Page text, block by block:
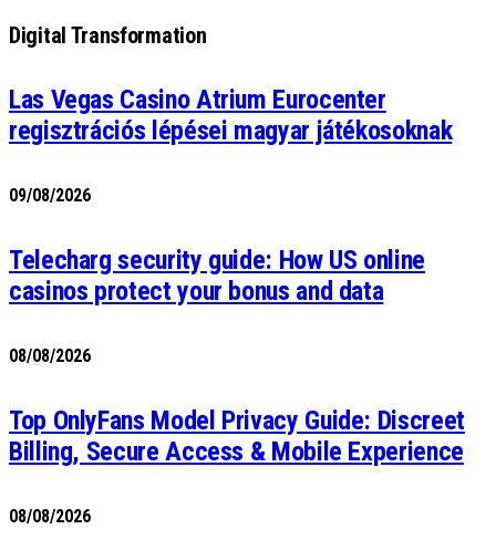
Digital Transformation
Las Vegas Casino Atrium Eurocenter
regisztrációs lépései magyar játékosoknak
09/08/2026
Telecharg security guide: How US online
casinos protect your bonus and data
08/08/2026
Top OnlyFans Model Privacy Guide: Discreet
Billing, Secure Access & Mobile Experience
08/08/2026